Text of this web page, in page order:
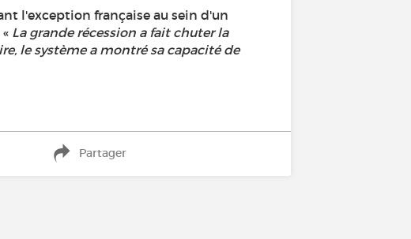
l'exception française au sein d'un
La grande récession a fait chuter la
le système a montré sa capacité de
Partager